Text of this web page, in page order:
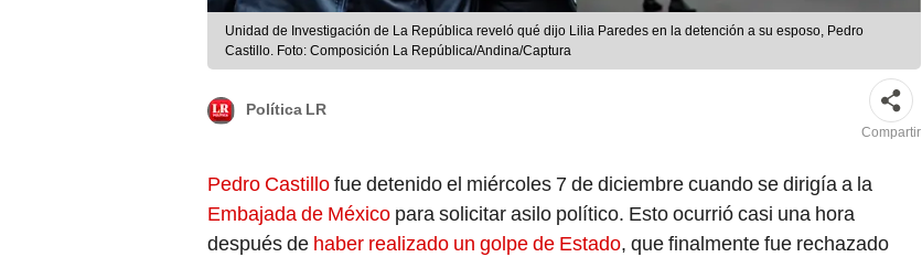
Unidad de Investigación de La República reveló qué dijo Lilia Paredes en la detención a su esposo, Pedro
Castillo. Foto: Composición La República/Andina/Captura
Política LR
Compartir
Pedro Castillofue detenido el miércoles 7 de diciembre cuando se dirigía a la
Embajada de México para solicitar asilo político. Esto ocurrió casi una hora
después de haber realizado un golpe de Estado, que finalmente fue rechazado